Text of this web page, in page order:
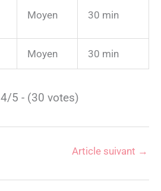
Moyen 30 min
Moyen 30 min
4/5 - (30 votes)
Article suivant →